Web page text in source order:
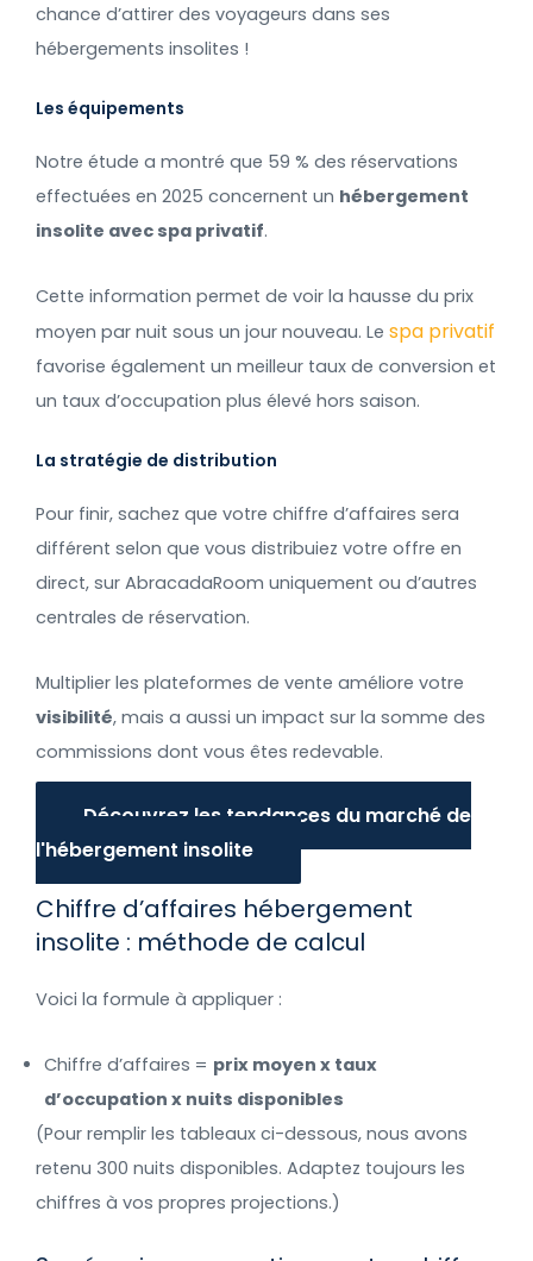
chance d’attirer des voyageurs dans ses
hébergements insolites !
Les équipements
Notre étude a montré que 59 % des réservations
effectuées en 2025 concernent un hébergement
insolite avec spa privatif.
Cette information permet de voir la hausse du prix
moyen par nuit sous un jour nouveau. Le spa privatif
favorise également un meilleur taux de conversion et
un taux d’occupation plus élevé hors saison.
La stratégie de distribution
Pour finir, sachez que votre chiffre d’affaires sera
différent selon que vous distribuiez votre offre en
direct, sur AbracadaRoom uniquement ou d’autres
centrales de réservation.
Multiplier les plateformes de vente améliore votre
visibilité, mais a aussi un impact sur la somme des
commissions dont vous êtes redevable.
Découvrez les tendances du marché de
l'hébergement insolite
Chiffre d’affaires hébergement
insolite : méthode de calcul
Voici la formule à appliquer :
Chiffre d’affaires = prix moyen x taux
d’occupation x nuits disponibles
(Pour remplir les tableaux ci-dessous, nous avons
retenu 300 nuits disponibles. Adaptez toujours les
chiffres à vos propres projections.)